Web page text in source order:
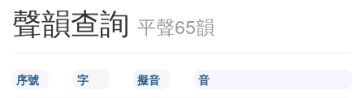
聲韻查詢 平聲65韻
序號 字 擬音
音